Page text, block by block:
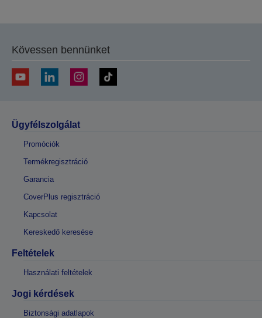
Kövessen bennünket
Ügyfélszolgálat
Promóciók
Termékregisztráció
Garancia
CoverPlus regisztráció
Kapcsolat
Kereskedő keresése
Feltételek
Használati feltételek
Jogi kérdések
Biztonsági adatlapok